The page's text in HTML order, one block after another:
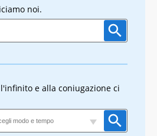
noi.
e alla coniugazione ci